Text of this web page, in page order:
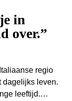
in
over.”
regio
leven.
leeftijd.